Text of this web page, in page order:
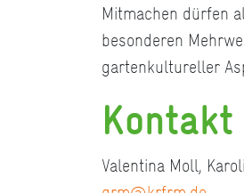
Mitmachen dürfen
besonderen
gartenkultureller
Kontakt
Valentina Moll,